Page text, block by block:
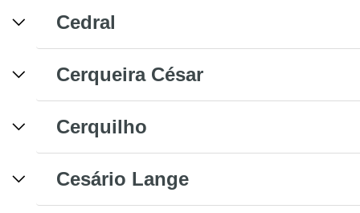
Cedral
Cerqueira César
Cerquilho
Cesário Lange